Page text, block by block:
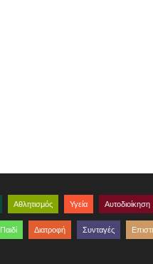
Αθλητισμός Υγεία Αυτοδιοίκηση
Παιδί Διατροφή Συνταγές